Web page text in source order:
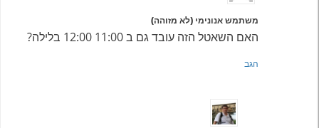
משתמש אנונימי (לא מזוהה)
האם השאטל הזה עובד גם ב 11:00 12:00 בלילה?
הגב